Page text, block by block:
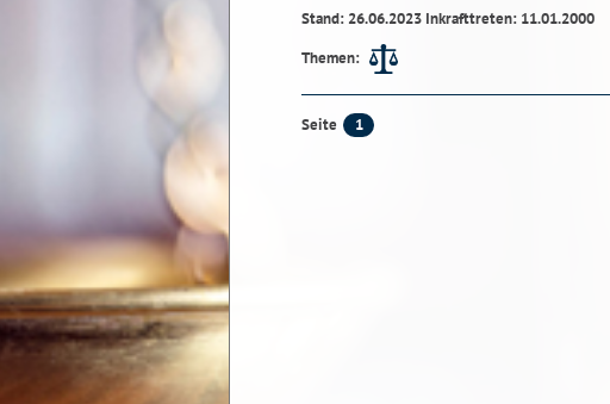
Stand: 26.06.2023 Inkrafttreten: 11.01.2000
Themen:
Seite 1